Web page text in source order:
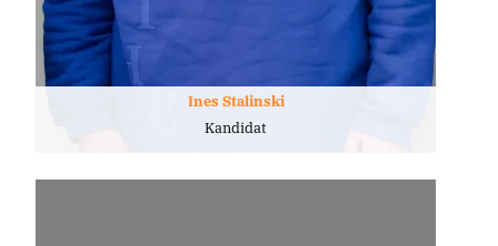
Ines Stalinski
Kandidat